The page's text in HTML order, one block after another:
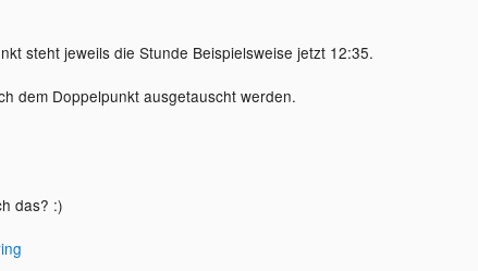
steht jeweils die Stunde Beispielsweise jetzt 12:35.
dem Doppelpunkt ausgetauscht werden.
das? :)